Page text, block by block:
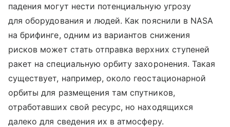
падения могут нести потенциальную угрозу
для оборудования и людей. Как пояснили в NASA
на брифинге, одним из вариантов снижения
рисков может стать отправка верхних ступеней
ракет на специальную орбиту захоронения. Такая
существует, например, около геостационарной
орбиты для размещения там спутников,
отработавших свой ресурс, но находящихся
далеко для сведения их в атмосферу.